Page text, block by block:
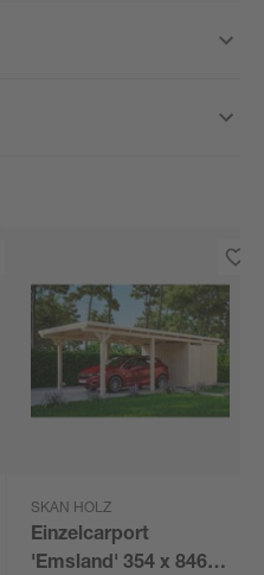
SKAN HOLZ
Einzelcarport
'Emsland' 354 x 846